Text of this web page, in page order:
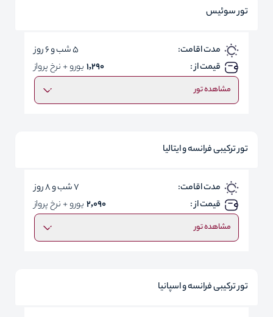
تور سوئیس
مدت اقامت:
5 شب و 6 روز
قیمت از :
1,290 یورو + نرخ پرواز
مشاهده تور
تور ترکیبی فرانسه و ایتالیا
مدت اقامت:
7 شب و 8 روز
قیمت از :
2,090 یورو + نرخ پرواز
مشاهده تور
تور ترکیبی فرانسه و اسپانیا